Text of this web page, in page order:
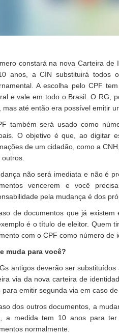
constará na nova Carteira de
anos, a CIN substituirá todos
A escolha pelo CPF
e vale em todo o Brasil. O RG,
mas até então era possível emitir
também será usado como
O objetivo é que, ao digitar
de um cidadão, como a
não será imediata e não é
vencerem e você
pela mudança é dos
de documentos que já
é o título de eleitor. Quem
com o CPF como número de
muda para você?
antigos deverão ser
via da nova carteira de
para emitir segunda via em caso
dos outros documentos, a
a medida tem 10 anos para
normalmente.